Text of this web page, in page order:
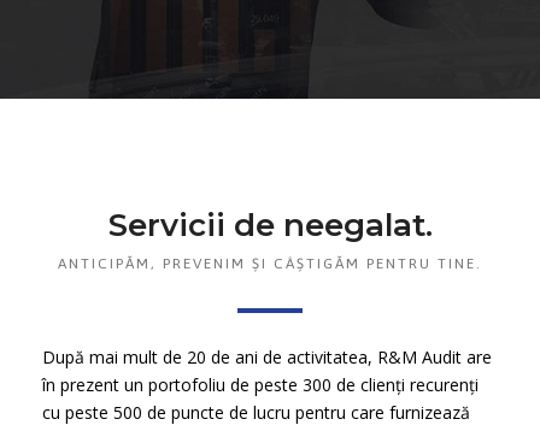
Servicii de neegalat.
ANTICIPĂM, PREVENIM ȘI CÂȘTIGĂM PENTRU TINE.
După mai mult de 20 de ani de activitatea, R&M Audit are
în prezent un portofoliu de peste 300 de clienți recurenți
cu peste 500 de puncte de lucru pentru care furnizează